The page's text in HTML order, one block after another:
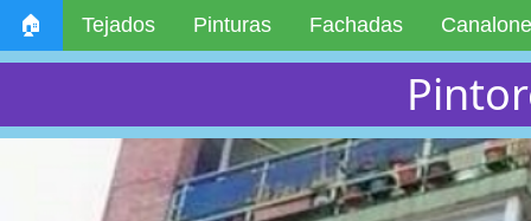
🏠 Tejados Pinturas Fachadas